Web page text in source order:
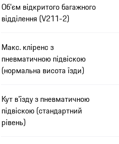
Об'єм відкритого багажного
відділення (V211-2)
Макс. кліренс з
пневматичною підвіскою
(нормальна висота їзди)
Кут в'їзду з пневматичною
підвіскою (стандартний
рівень)